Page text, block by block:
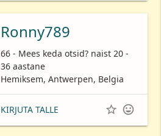
Ronny789
66 - Mees keda otsid? naist 20 -
36 aastane
Hemiksem, Antwerpen, Belgia
KIRJUTA TALLE  